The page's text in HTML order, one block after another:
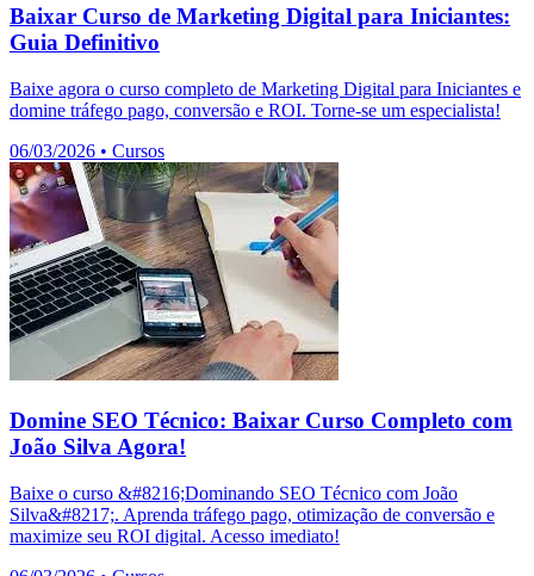
Baixar Curso de Marketing Digital para Iniciantes:
Guia Definitivo
Baixe agora o curso completo de Marketing Digital para Iniciantes e
domine tráfego pago, conversão e ROI. Torne-se um especialista!
06/03/2026 • Cursos
Domine SEO Técnico: Baixar Curso Completo com
João Silva Agora!
Baixe o curso &#8216;Dominando SEO Técnico com João
Silva&#8217;. Aprenda tráfego pago, otimização de conversão e
maximize seu ROI digital. Acesso imediato!